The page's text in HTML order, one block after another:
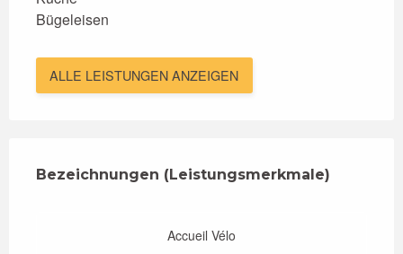
Bügeleisen
ALLE LEISTUNGEN ANZEIGEN
Bezeichnungen (Leistungsmerkmale)
Bezeichnungen (Leistungsmerkmale)
Accueil Vélo